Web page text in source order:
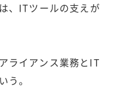
、ITツールの支えが
ライアンス業務とIT
う。